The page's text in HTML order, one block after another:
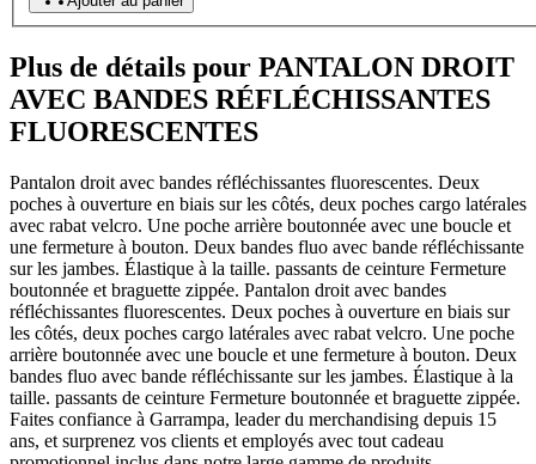
Plus de détails pour PANTALON DROIT
AVEC BANDES RÉFLÉCHISSANTES
FLUORESCENTES
Pantalon droit avec bandes réfléchissantes fluorescentes. Deux
poches à ouverture en biais sur les côtés, deux poches cargo latérales
avec rabat velcro. Une poche arrière boutonnée avec une boucle et
une fermeture à bouton. Deux bandes fluo avec bande réfléchissante
sur les jambes. Élastique à la taille. passants de ceinture Fermeture
boutonnée et braguette zippée. Pantalon droit avec bandes
réfléchissantes fluorescentes. Deux poches à ouverture en biais sur
les côtés, deux poches cargo latérales avec rabat velcro. Une poche
arrière boutonnée avec une boucle et une fermeture à bouton. Deux
bandes fluo avec bande réfléchissante sur les jambes. Élastique à la
taille. passants de ceinture Fermeture boutonnée et braguette zippée.
Faites confiance à Garrampa, leader du merchandising depuis 15
ans, et surprenez vos clients et employés avec tout cadeau